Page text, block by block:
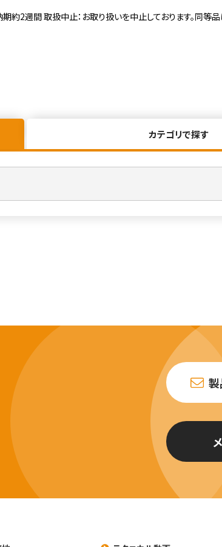
2週間 取扱中止：お取り扱いを中止しております。同等品
カテゴリで探す